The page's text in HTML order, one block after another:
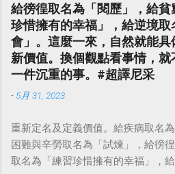
給徬徨取名為「閱歷」，給貧
珍惜擁有的幸福」，給逆境
會」。這麼一來，自然就能
新價值。換個觀點看事情，
一件沉重的事。#超譯尼采
- 5月 31, 2023
重新定名及定義價值。給疾病取名
困難與辛勞取名為「試煉」，給徬
取名為「練習珍惜擁有的幸福」，